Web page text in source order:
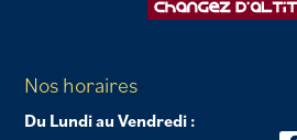
Nos horaires
Du Lundi au Vendredi :